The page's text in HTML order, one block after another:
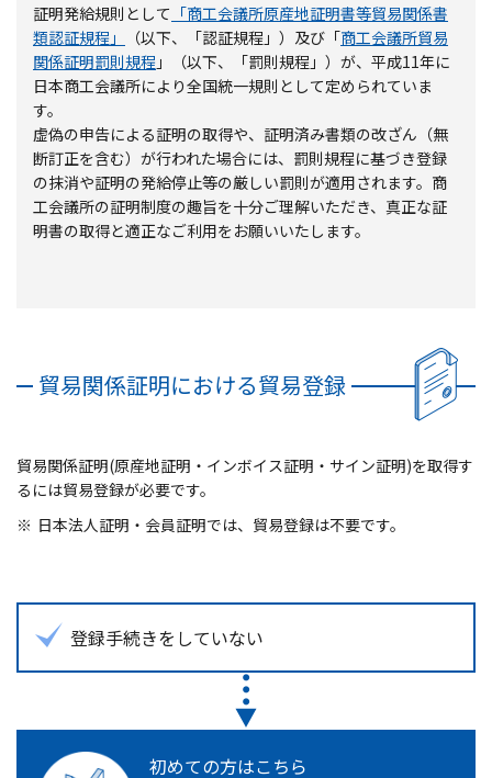
証明発給規則として 「商工会議所原産地証明書等貿易関係書
類認証規程」
（以下、「認証規程」）及び「商工会議所貿易
関係証明罰則規程 」（以下、「罰則規程」）が、平成11年に
日本商工会議所により全国統一規則として定められていま
す。
虚偽の申告による証明の取得や、証明済み書類の改ざん（無
断訂正を含む）が行われた場合には、罰則規程に基づき登録
の抹消や証明の発給停止等の厳しい罰則が適用されます。商
工会議所の証明制度の趣旨を十分ご理解いただき、真正な証
明書の取得と適正なご利用をお願いいたします。
貿易関係証明における貿易登録
貿易関係証明(原産地証明・インボイス証明・サイン証明)を取得す
るには貿易登録が必要です。
※ 日本法人証明・会員証明では、貿易登録は不要です。
登録手続きをしていない
初めての方はこちら